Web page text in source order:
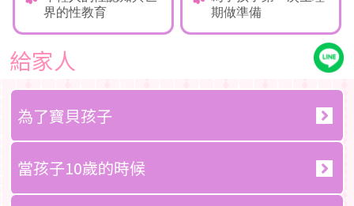
界的性教育
期做準備
給家人
為了寶貝孩子
當孩子10歲的時候